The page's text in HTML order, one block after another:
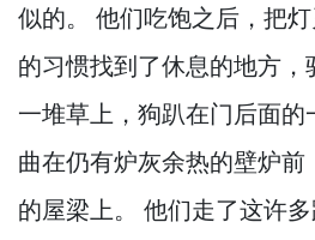
似的。
他们吃饱之后， 把灯
的习惯找到了休息的地方，
一堆草上， 狗趴在门后面的
曲在仍有炉灰余热的壁炉前
的屋梁上。
他们走了这许多